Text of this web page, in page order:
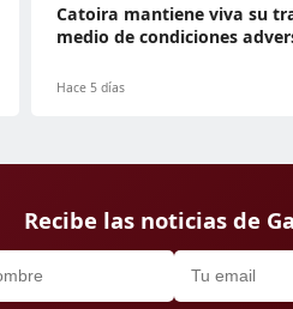
Catoira mantiene viva su
medio de condiciones
Hace 5 días
Recibe las noticias de